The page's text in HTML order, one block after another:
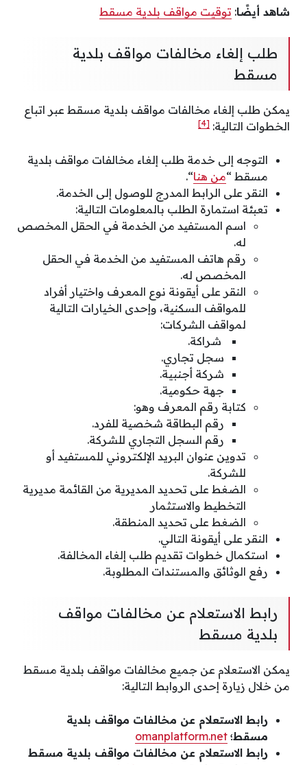
شاهد أيضًا: توقيت مواقف بلدية مسقط
طلب إلغاء مخالفات مواقف بلدية
مسقط
يمكن طلب إلغاء مخالفات مواقف بلدية مسقط عبر اتباع
الخطوات التالية: [4]
التوجه إلى خدمة طلب إلغاء مخالفات مواقف بلدية
مسقط “من هنا“.
النقر على الرابط المدرج للوصول إلى الخدمة.
تعبئة استمارة الطلب بالمعلومات التالية:
اسم المستفيد من الخدمة في الحقل المخصص
له.
رقم هاتف المستفيد من الخدمة في الحقل
المخصص له.
النقر على أيقونة نوع المعرف واختيار أفراد
للمواقف السكنية، وإحدى الخيارات التالية
لمواقف الشركات:
شراكة.
سجل تجاري.
شركة أجنبية.
جهة حكومية.
كتابة رقم المعرف وهو:
رقم البطاقة شخصية للفرد.
رقم السجل التجاري للشركة.
تدوين عنوان البريد الإلكتروني للمستفيد أو
للشركة.
الضغط على تحديد المديرية من القائمة مديرية
التخطيط والاستثمار
الضغط على تحديد المنطقة.
النقر على أيقونة التالي.
استكمال خطوات تقديم طلب إلغاء المخالفة.
رفع الوثائق والمستندات المطلوبة.
رابط الاستعلام عن مخالفات مواقف
بلدية مسقط
يمكن الاستعلام عن جميع مخالفات مواقف بلدية مسقط
من خلال زيارة إحدى الروابط التالية:
رابط الاستعلام عن مخالفات مواقف بلدية
مسقط؛ omanplatform.net
رابط الاستعلام عن مخالفات مواقف بلدية مسقط